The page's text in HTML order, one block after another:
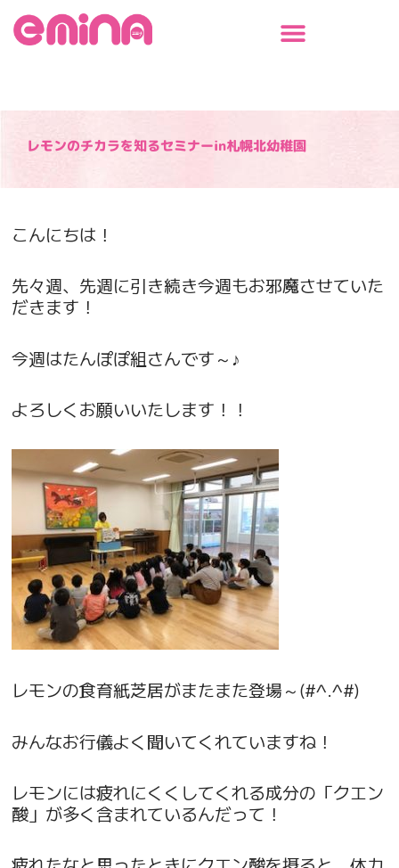
レモンのチカラを知るセミナーin札幌北幼稚園
こんにちは！
先々週、先週に引き続き今週もお邪魔させていた
だきます！
今週はたんぽぽ組さんです～♪
よろしくお願いいたします！！
レモンの食育紙芝居がまたまた登場～(#^.^#)
みんなお行儀よく聞いてくれていますね！
レモンには疲れにくくしてくれる成分の「クエン
酸」が多く含まれているんだって！